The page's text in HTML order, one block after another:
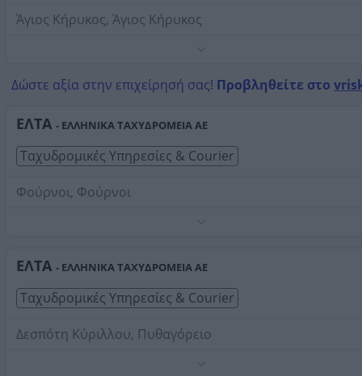
Άγιος Κήρυκος, Άγιος Κήρυκος
Δώστε αξία στην επιχείρησή σας! Προβληθείτε στο
ΕΛΤΑ - ΕΛΛΗΝΙΚΑ ΤΑΧΥΔΡΟΜΕΙΑ ΑΕ
Ταχυδρομικές Υπηρεσίες & Courier
Φούρνοι, Φούρνοι
ΕΛΤΑ - ΕΛΛΗΝΙΚΑ ΤΑΧΥΔΡΟΜΕΙΑ ΑΕ
Ταχυδρομικές Υπηρεσίες & Courier
Δεσπότη Κύριλλου, Πυθαγόρειο